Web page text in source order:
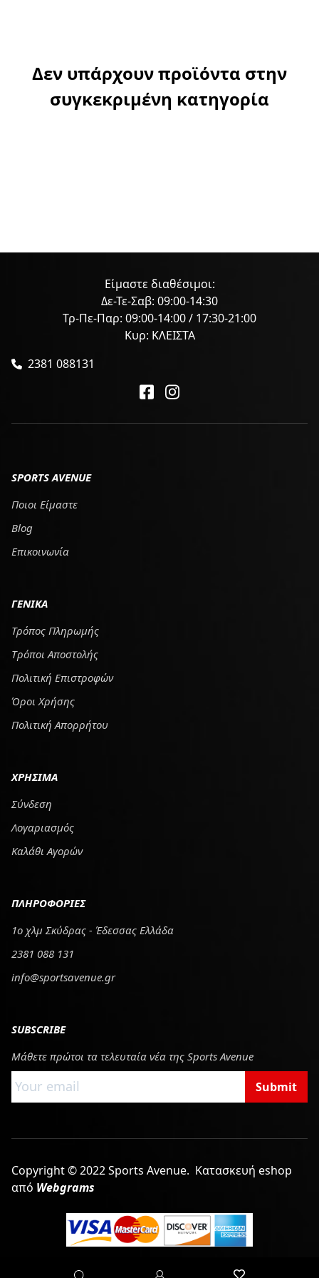
Δεν υπάρχουν προϊόντα στην
συγκεκριμένη κατηγορία
Είμαστε διαθέσιμοι:
Δε-Τε-Σαβ: 09:00-14:30
Τρ-Πε-Παρ: 09:00-14:00 / 17:30-21:00
Κυρ: ΚΛΕΙΣΤΑ
2381 088131
SPORTS AVENUE
Ποιοι Είμαστε
Blog
Επικοινωνία
ΓΕΝΙΚΑ
Τρόπος Πληρωμής
Tρόποι Αποστολής
Πολιτική Επιστροφών
Όροι Χρήσης
Πολιτική Απορρήτου
ΧΡΗΣΙΜΑ
Σύνδεση
Λογαριασμός
Καλάθι Αγορών
ΠΛΗΡΟΦΟΡΙΕΣ
1ο χλμ Σκύδρας - Έδεσσας Ελλάδα
2381 088 131
info@sportsavenue.gr
SUBSCRIBE
Μάθετε πρώτοι τα τελευταία νέα της Sports Avenue
Submit
Copyright © 2022 Sports Avenue. Κατασκευή eshop
από Webgrams